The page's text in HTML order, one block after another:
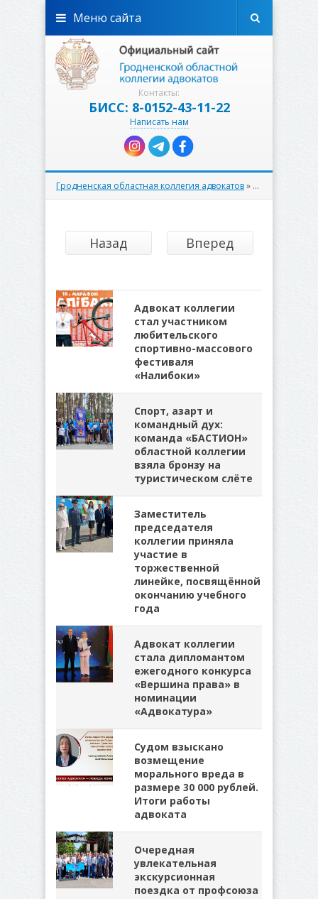
Контакты:
БИСС: 8-0152-43-11-22
Написать нам
Меню сайта
Гродненская областная коллегия адвокатов» К сведению
Назад Вперед
Адвокат коллегии
стал участником
любительского
спортивно-массового
фестиваля
«Налибоки»
Спорт, азарт и
командный дух:
команда «БАСТИОН»
областной коллегии
взяла бронзу на
туристическом слёте
Заместитель
председателя
коллегии приняла
участие в
торжественной
линейке, посвящённой
окончанию учебного
года
Адвокат коллегии
стала дипломантом
ежегодного конкурса
«Вершина права» в
номинации
«Адвокатура»
Судом взыскано
возмещение
морального вреда в
размере 30 000 рублей.
Итоги работы
адвоката
Очередная
увлекательная
экскурсионная
поездка от профсоюза